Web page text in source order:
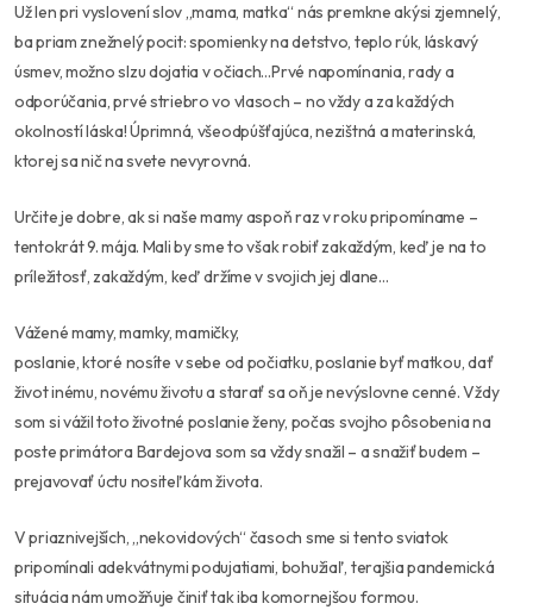
Už len pri vyslovení slov „mama, matka“ nás premkne akýsi zjemnelý,
ba priam znežnelý pocit: spomienky na detstvo, teplo rúk, láskavý
úsmev, možno slzu dojatia v očiach…Prvé napomínania, rady a
odporúčania, prvé striebro vo vlasoch – no vždy a za každých
okolností láska! Úprimná, všeodpúšťajúca, nezištná a materinská,
ktorej sa nič na svete nevyrovná.
Určite je dobre, ak si naše mamy aspoň raz v roku pripomíname –
tentokrát 9. mája. Mali by sme to však robiť zakaždým, keď je na to
príležitosť, zakaždým, keď držíme v svojich jej dlane…
Vážené mamy, mamky, mamičky,
poslanie, ktoré nosíte v sebe od počiatku, poslanie byť matkou, dať
život inému, novému životu a starať sa oň je nevýslovne cenné. Vždy
som si vážil toto životné poslanie ženy, počas svojho pôsobenia na
poste primátora Bardejova som sa vždy snažil – a snažiť budem –
prejavovať úctu nositeľkám života.
V priaznivejších, „nekovidových“ časoch sme si tento sviatok
pripomínali adekvátnymi podujatiami, bohužiaľ, terajšia pandemická
situácia nám umožňuje činiť tak iba komornejšou formou.